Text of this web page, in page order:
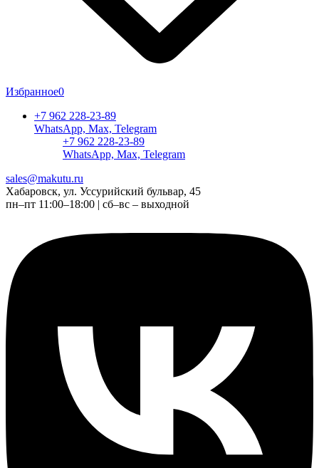
Избранное0
+7 962 228-23-89
WhatsApp, Max, Telegram
+7 962 228-23-89
WhatsApp, Max, Telegram
sales@makutu.ru
Хабаровск, ул. Уссурийский бульвар, 45
пн–пт 11:00–18:00 | сб–вс – выходной